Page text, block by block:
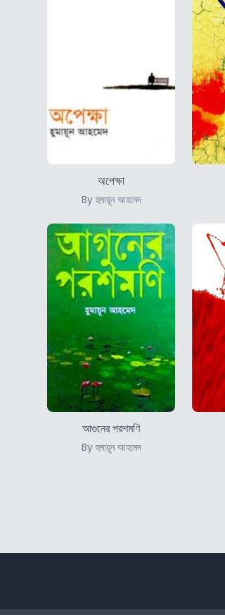
অপেক্ষা
By হুমায়ূন আহমেদ
আগুনের পরশমণি
By হুমায়ূন আহমেদ